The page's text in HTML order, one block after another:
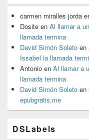
carmen miralles jorda
Dosite en Al llamar a
llamada termina
David Simón Soleto en
Issabel la llamada
Antonio en Al llamar a
llamada termina
David Simón Soleto en
epubgratis.me
DSLabels